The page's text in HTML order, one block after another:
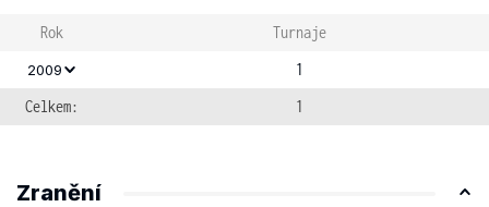
Rok Turnaje
2009
1
Celkem:
1
Zranění